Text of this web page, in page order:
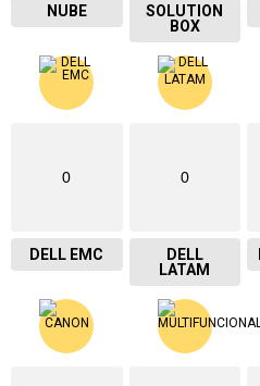
NUBE
SOLUTION
BOX
0
DELL EMC
0
DELL
LATAM